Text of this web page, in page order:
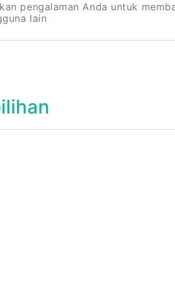
pengalaman Anda untuk
lain